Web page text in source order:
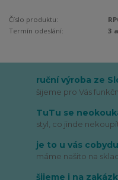
Číslo produktu:
Termín odeslání:
3
ruční výroba ze
šijeme pro Vás
TuTu se
styl, co jinde
je to u vás
máme našito na
šijeme i na